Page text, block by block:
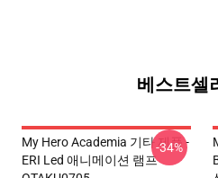
베스트셀
My Hero Academia 기타 제품 -
ERI Led 애니메이션 램프
-34%